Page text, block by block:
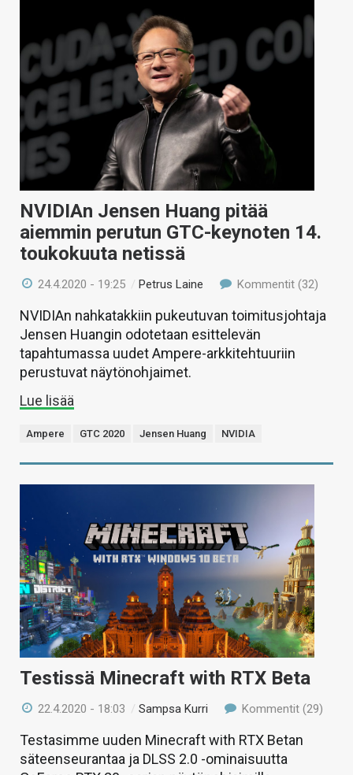
NVIDIAn Jensen Huang pitää
aiemmin perutun GTC-keynoten 14.
toukokuuta netissä
24.4.2020 - 19:25 / Petrus Laine Kommentit (32)
NVIDIAn nahkatakkiin pukeutuvan toimitusjohtaja
Jensen Huangin odotetaan esittelevän
tapahtumassa uudet Ampere-arkkitehtuuriin
perustuvat näytönohjaimet.
Lue lisää
Ampere GTC 2020 Jensen Huang NVIDIA
Testissä Minecraft with RTX Beta
22.4.2020 - 18:03 /Sampsa Kurri Kommentit (29)
Testasimme uuden Minecraft with RTX Betan
säteenseurantaa ja DLSS 2.0 -ominaisuutta